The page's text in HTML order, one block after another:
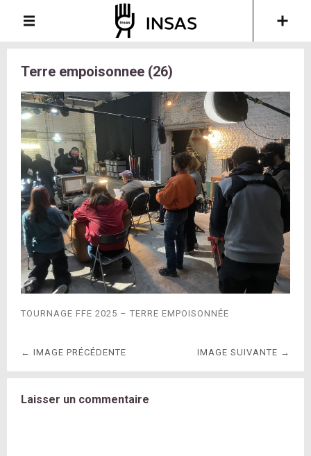
Terre empoisonnee (26)
TOURNAGE FFE 2025 – TERRE EMPOISONNÉE
← IMAGE PRÉCÉDENTE IMAGE SUIVANTE →
Laisser un commentaire